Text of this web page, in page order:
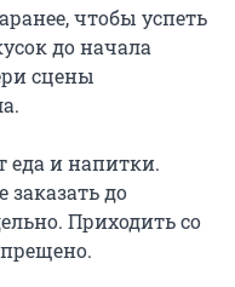
чтобы успеть
до начала
сцены
еда и напитки.
до
Приходить со